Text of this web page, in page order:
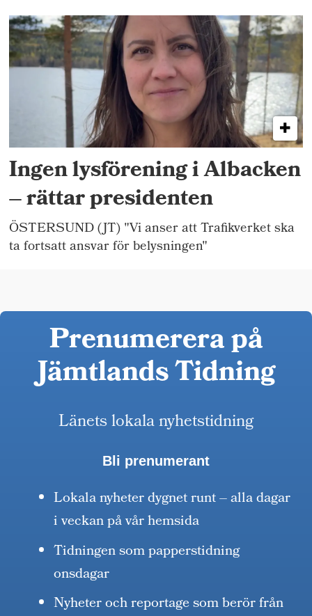
Ingen lysförening i Albacken
– rättar presidenten
ÖSTERSUND (JT) "Vi anser att Trafikverket ska
ta fortsatt ansvar för belysningen"
Prenumerera på
Jämtlands Tidning
Länets lokala nyhetstidning
Bli prenumerant
Lokala nyheter dygnet runt – alla dagar
i veckan på vår hemsida
Tidningen som papperstidning
onsdagar
Nyheter och reportage som berör från